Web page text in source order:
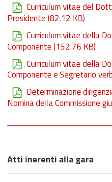
Curriculum vitae del
Presidente(82.12 KB)
Curriculum vitae della
Componente(152.76 KB)
Curriculum vitae della
Componente e Segretario
Determinazione
Nomina della Commissione
Atti inerenti alla gara